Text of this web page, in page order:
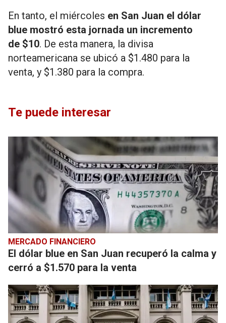
En tanto, el miércoles en San Juan el dólar
blue mostró esta jornada un incremento
de $10. De esta manera, la divisa
norteamericana se ubicó a $1.480 para la
venta, y $1.380 para la compra.
Te puede interesar
MERCADO FINANCIERO
El dólar blue en San Juan recuperó la calma y
cerró a $1.570 para la venta